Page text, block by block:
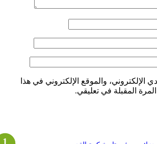
والموقع الإلكتروني في هذا
المقبلة في تعليقي.